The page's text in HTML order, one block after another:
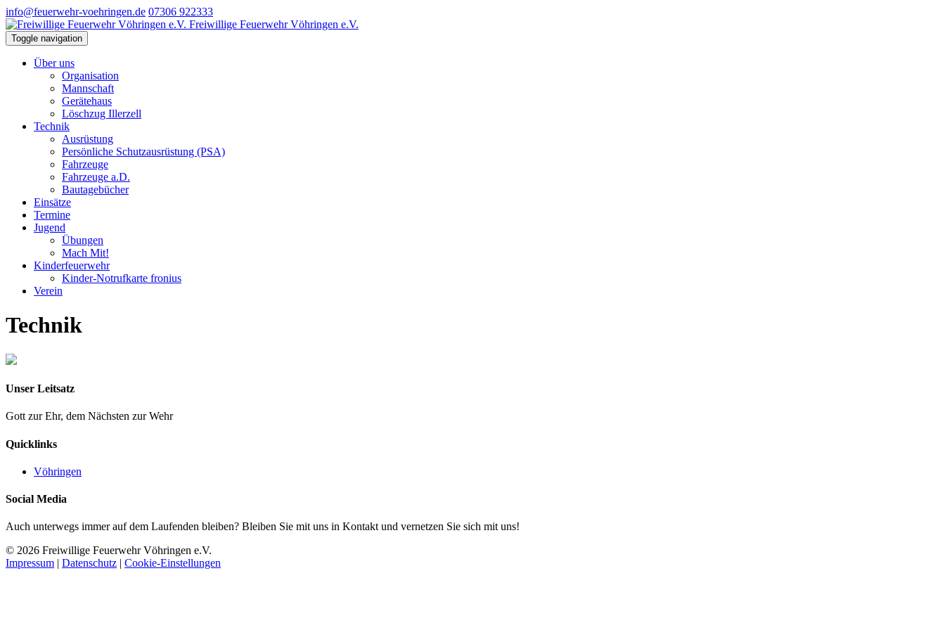
info@feuerwehr-voehringen.de 07306 922333
Freiwillige Feuerwehr Vöhringen e.V.
Toggle navigation
Über uns
Organisation
Mannschaft
Gerätehaus
Löschzug Illerzell
Technik
Ausrüstung
Persönliche Schutzausrüstung (PSA)
Fahrzeuge
Fahrzeuge a.D.
Bautagebücher
Einsätze
Termine
Jugend
Übungen
Mach Mit!
Kinderfeuerwehr
Kinder-Notrufkarte fronius
Verein
Technik
Unser Leitsatz
Gott zur Ehr, dem Nächsten zur Wehr
Quicklinks
Vöhringen
Social Media
Auch unterwegs immer auf dem Laufenden bleiben? Bleiben Sie mit uns in Kontakt und vernetzen Sie sich mit uns!
© 2026 Freiwillige Feuerwehr Vöhringen e.V.
Impressum
Datenschutz Cookie-Einstellungen